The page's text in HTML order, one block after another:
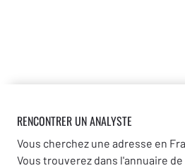
RENCONTRER UN ANALYSTE
Vous cherchez une adresse en
Vous trouverez dans l'annuaire